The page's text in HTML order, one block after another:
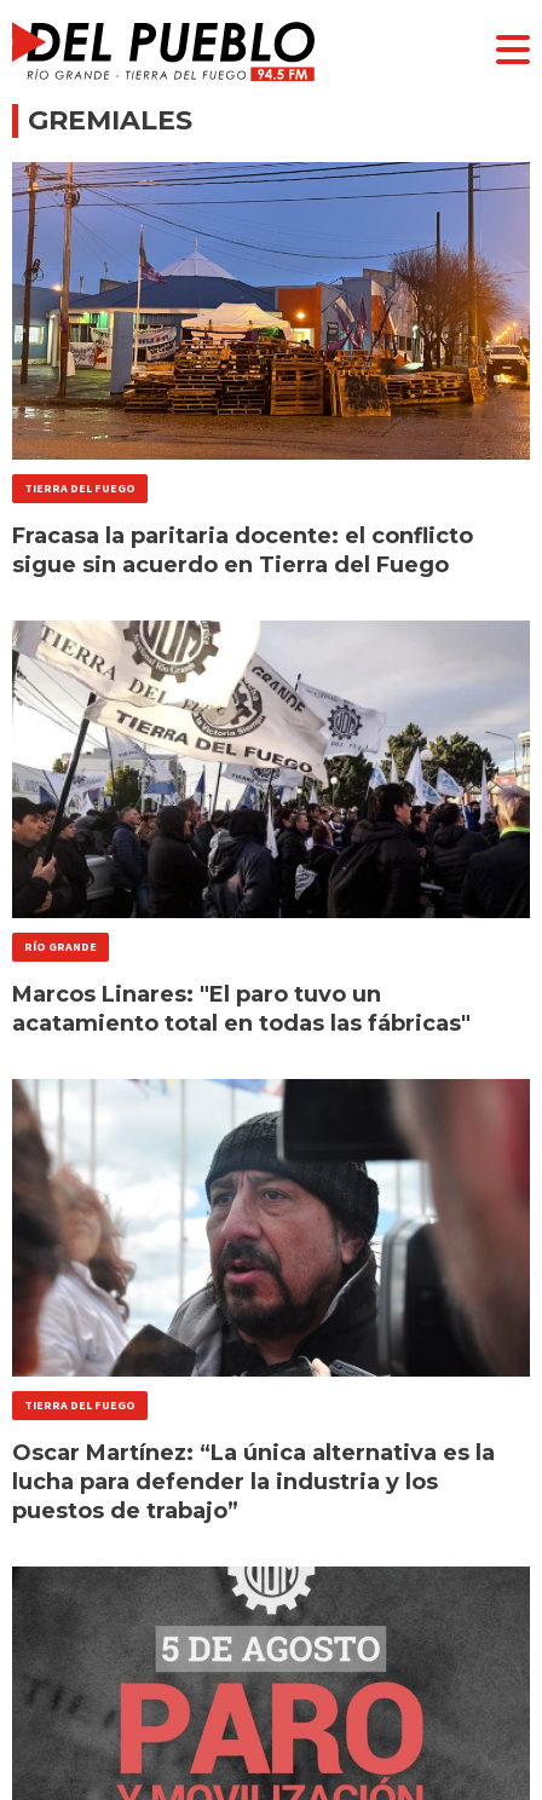
GREMIALES
TIERRA DEL FUEGO
Fracasa la paritaria docente: el conflicto
sigue sin acuerdo en Tierra del Fuego
RÍO GRANDE
Marcos Linares: "El paro tuvo un
acatamiento total en todas las fábricas"
TIERRA DEL FUEGO
Oscar Martínez: “La única alternativa es la
lucha para defender la industria y los
puestos de trabajo”